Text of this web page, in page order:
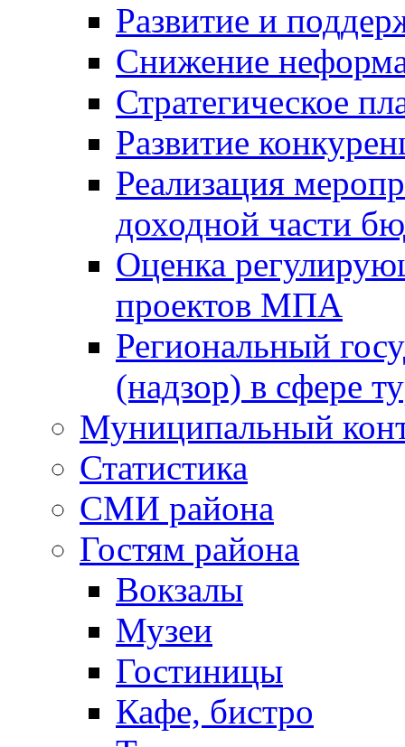
Развитие и
Снижение
Стратегическое
Развитие
Реализация
доходной части
Оценка
проектов МПА
Региональный
(надзор) в сфере
Муниципальный
Статистика
СМИ района
Гостям района
Вокзалы
Музеи
Гостиницы
Кафе, бистро